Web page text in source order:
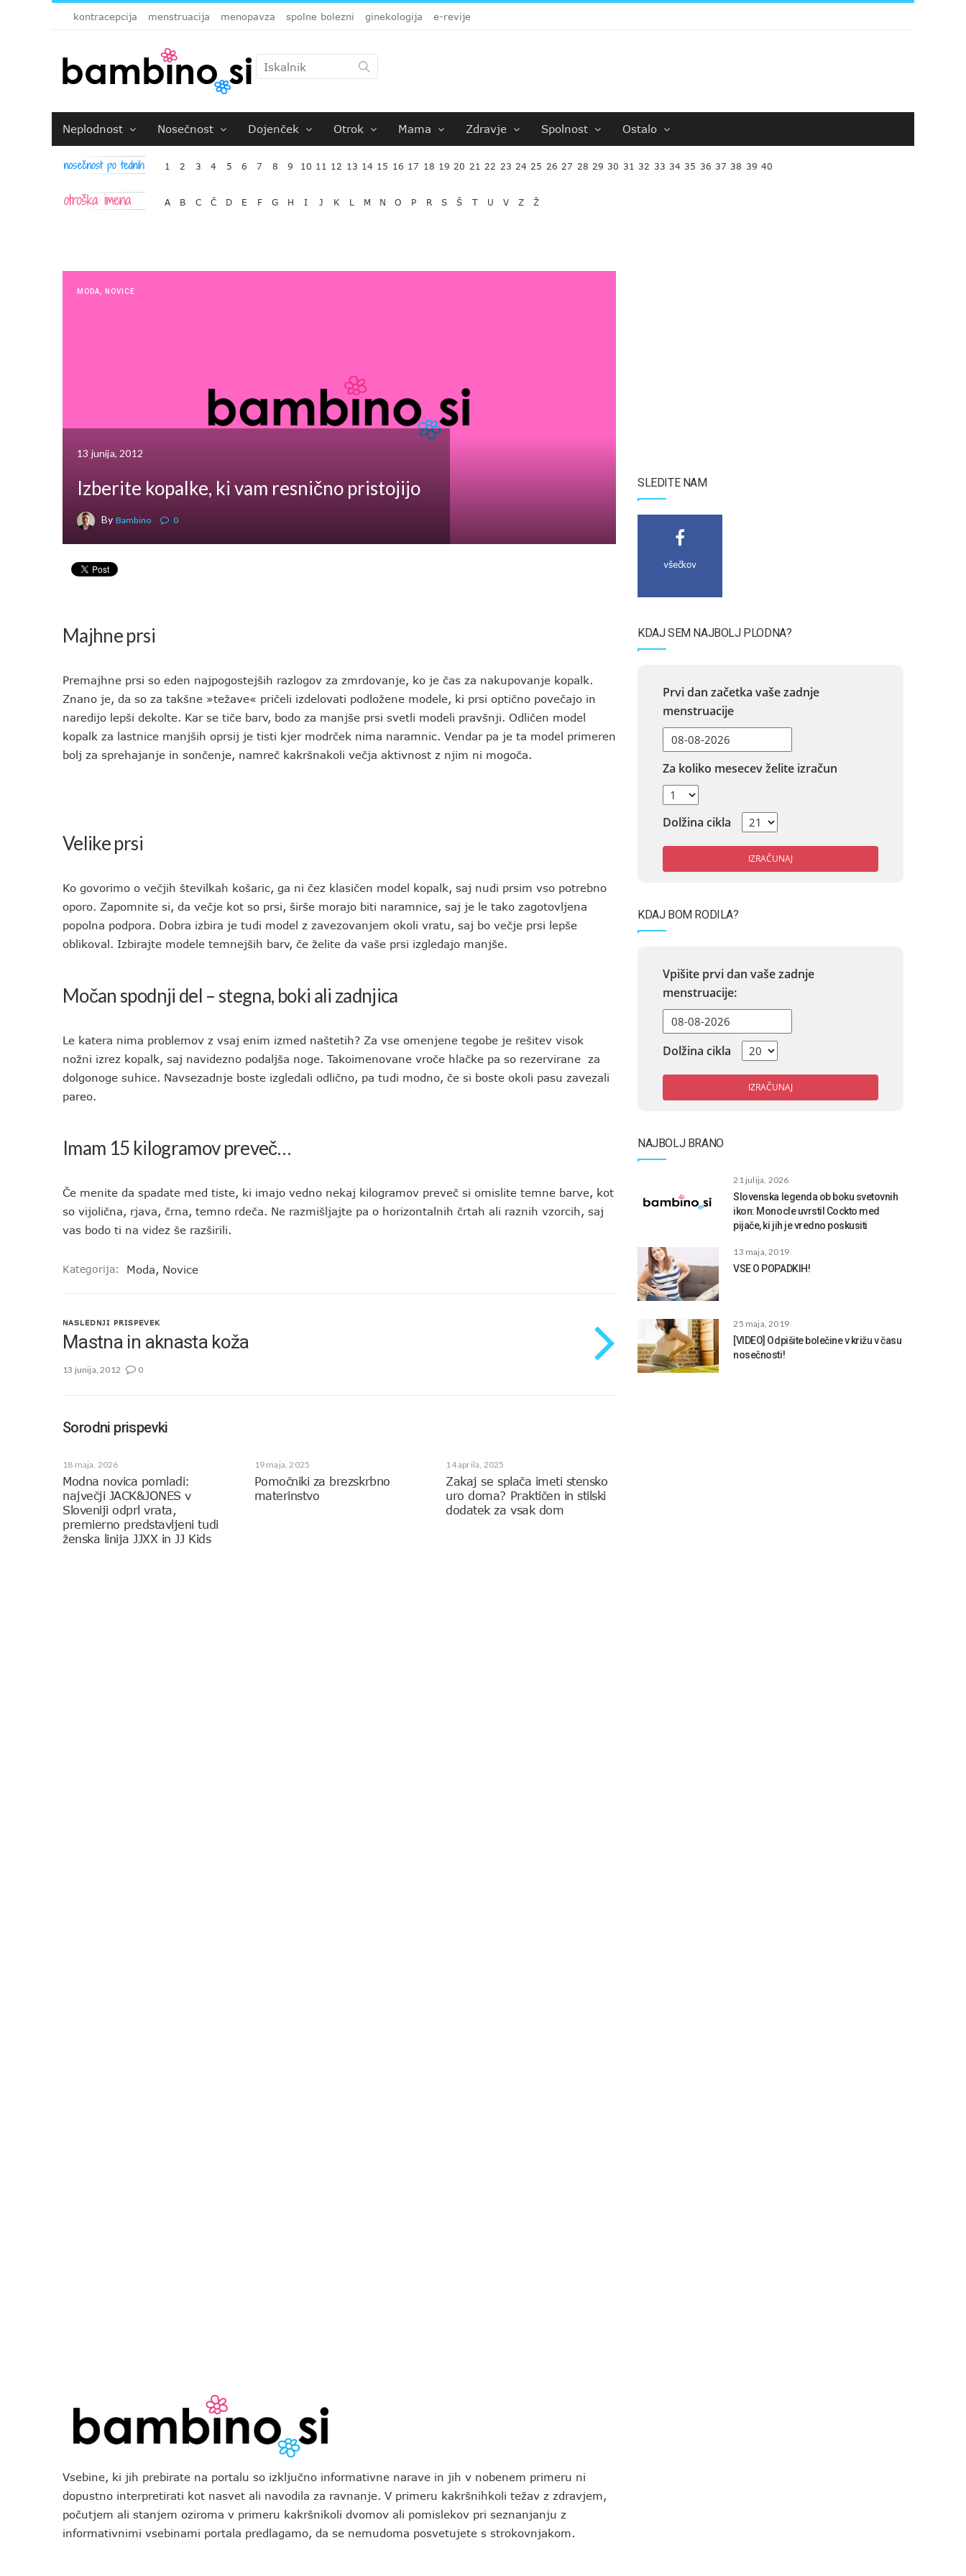
kontracepcija menstruacija menopavza spolne bolezni ginekologija e-revije
Neplodnost Nosečnost Dojenček Otrok Mama Zdravje Spolnost Ostalo
1 2 3 4 5 6 7 8 9 10 11 12 13 14 15 16 17 18 19 20 21 22 23 24 25 26 27 28 29 30 31 32 33 34 35 36 37 38 39 40
A B C Č D E F G H I J K L M N O P R S Š T U V Z Ž
MODA NOVICE
13 junija, 2012
Izberite kopalke, ki vam resnično pristojijo
By Bambino 0
Majhne prsi
Premajhne prsi so eden najpogostejših razlogov za zmrdovanje, ko je čas za nakupovanje kopalk.
Znano je, da so za takšne »težave« pričeli izdelovati podložene modele, ki prsi optično povečajo in
naredijo lepši dekolte. Kar se tiče barv, bodo za manjše prsi svetli modeli pravšnji. Odličen model
kopalk za lastnice manjših oprsij je tisti kjer modrček nima naramnic. Vendar pa je ta model primeren
bolj za sprehajanje in sončenje, namreč kakršnakoli večja aktivnost z njim ni mogoča.
Velike prsi
Ko govorimo o večjih številkah košaric, ga ni čez klasičen model kopalk, saj nudi prsim vso potrebno
oporo. Zapomnite si, da večje kot so prsi, širše morajo biti naramnice, saj je le tako zagotovljena
popolna podpora. Dobra izbira je tudi model z zavezovanjem okoli vratu, saj bo večje prsi lepše
oblikoval. Izbirajte modele temnejših barv, če želite da vaše prsi izgledajo manjše.
Močan spodnji del – stegna, boki ali zadnjica
Le katera nima problemov z vsaj enim izmed naštetih? Za vse omenjene tegobe je rešitev visok
nožni izrez kopalk, saj navidezno podaljša noge. Takoimenovane vroče hlačke pa so rezervirane za
dolgonoge suhice. Navsezadnje boste izgledali odlično, pa tudi modno, če si boste okoli pasu zavezali
pareo.
Imam 15 kilogramov preveč…
Če menite da spadate med tiste, ki imajo vedno nekaj kilogramov preveč si omislite temne barve, kot
so vijolična, rjava, črna, temno rdeča. Ne razmišljajte pa o horizontalnih črtah ali raznih vzorcih, saj
vas bodo ti na videz še razširili.
Kategorija: Moda, Novice
NASLEDNJI PRISPEVEK
Mastna in aknasta koža
13 junija, 2012 0
Sorodni prispevki
18 maja, 2026
Modna novica pomladi:
največji JACK&JONES v
Sloveniji odprl vrata,
premierno predstavljeni tudi
ženska linija JJXX in JJ Kids
19 maja, 2025
Pomočniki za brezskrbno
materinstvo
14 aprila, 2025
Zakaj se splača imeti stensko
uro doma? Praktičen in stilski
dodatek za vsak dom
SLEDITE NAM
všečkov
KDAJ SEM NAJBOLJ PLODNA?
Prvi dan začetka vaše zadnje
menstruacije
Za koliko mesecev želite izračun
Dolžina cikla
IZRAČUNAJ
KDAJ BOM RODILA?
Vpišite prvi dan vaše zadnje
menstruacije:
Dolžina cikla
IZRAČUNAJ
NAJBOLJ BRANO
21 julija, 2026
Slovenska legenda ob boku svetovnih
ikon: Monocle uvrstil Cockto med
pijače, ki jih je vredno poskusiti
13 maja, 2019
VSE O POPADKIH!
25 maja, 2019
[VIDEO] Odpišite bolečine v križu v času
nosečnosti!
Vsebine, ki jih prebirate na portalu so izključno informativne narave in jih v nobenem primeru ni
dopustno interpretirati kot nasvet ali navodila za ravnanje. V primeru kakršnihkoli težav z zdravjem,
počutjem ali stanjem oziroma v primeru kakršnikoli dvomov ali pomislekov pri seznanjanju z
informativnimi vsebinami portala predlagamo, da se nemudoma posvetujete s strokovnjakom.